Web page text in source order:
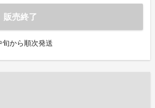
販売終了
から順次発送